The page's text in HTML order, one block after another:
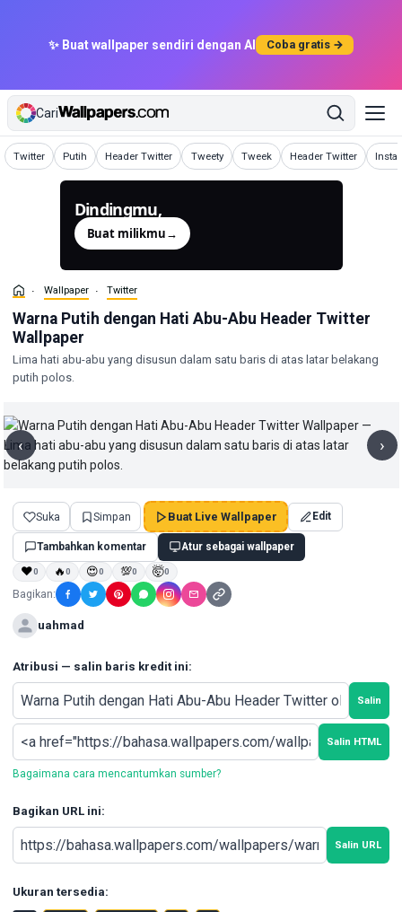
✨ Buat wallpaper sendiri dengan AI Coba gratis →
Cari
Twitter
Wallpaper Putih
WallpaperHeader Twitter
Wallpaper Tweety
Wallpaper Tweek
Wallpaper Header Twitter
Wallpaper
Dindingmu,
Buat milikmu→
Wallpaper Twitter
Warna Putih dengan Hati Abu-Abu Header Twitter
Wallpaper
Lima hati abu-abu yang disusun dalam satu baris di atas latar belakang
putih polos.
‹ ›
Suka Simpan Buat Live Wallpaper Edit
Tambahkan komentar Atur sebagai wallpaper
❤0 🔥0 😍0 💯0 🤯0
Bagikan:
uahmad
Atribusi — salin baris kredit ini:
Salin
Salin HTML
Bagaimana cara mencantumkan sumber?
Bagikan URL ini:
Salin URL
Ukuran tersedia: